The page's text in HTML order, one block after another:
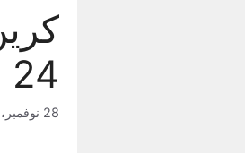
24 ساعة يومياً
28 نوفمبر، 2019